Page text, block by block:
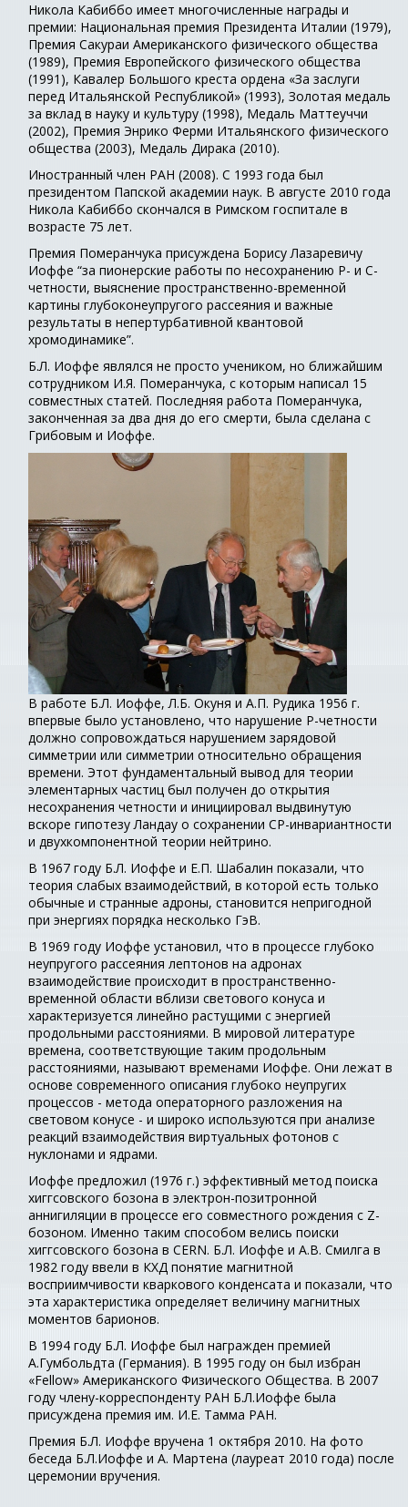
Никола Кабиббо имеет многочисленные награды и
премии: Национальная премия Президента Италии (1979),
Премия Сакураи Американского физического общества
(1989), Премия Европейского физического общества
(1991), Кавалер Большого креста ордена «За заслуги
перед Итальянской Республикой» (1993), Золотая медаль
за вклад в науку и культуру (1998), Медаль Маттеуччи
(2002), Премия Энрико Ферми Итальянского физического
общества (2003), Медаль Дирака (2010).
Иностранный член РАН (2008). С 1993 года был
президентом Папской академии наук. В августе 2010 года
Никола Кабиббо скончался в Римском госпитале в
возрасте 75 лет.
Премия Померанчука присуждена Борису Лазаревичу
Иоффе “за пионерские работы по несохранению Р- и С-
четности, выяснение пространственно-временной
картины глубоконеупругого рассеяния и важные
результаты в непертурбативной квантовой
хромодинамике”.
Б.Л. Иоффе являлся не просто учеником, но ближайшим
сотрудником И.Я. Померанчука, с которым написал 15
совместных статей. Последняя работа Померанчука,
законченная за два дня до его смерти, была сделана с
Грибовым и Иоффе.
В работе Б.Л. Иоффе, Л.Б. Окуня и А.П. Рудика 1956 г.
впервые было установлено, что нарушение P-четности
должно сопровождаться нарушением зарядовой
симметрии или симметрии относительно обращения
времени. Этот фундаментальный вывод для теории
элементарных частиц был получен до открытия
несохранения четности и инициировал выдвинутую
вскоре гипотезу Ландау о сохранении СР-инвариантности
и двухкомпонентной теории нейтрино.
В 1967 году Б.Л. Иоффе и Е.П. Шабалин показали, что
теория слабых взаимодействий, в которой есть только
обычные и странные адроны, становится непригодной
при энергиях порядка несколько ГэВ.
В 1969 году Иоффе установил, что в процессе глубоко
неупругого рассеяния лептонов на адронах
взаимодействие происходит в пространственно-
временной области вблизи светового конуса и
характеризуется линейно растущими с энергией
продольными расстояниями. В мировой литературе
времена, соответствующие таким продольным
расстояниями, называют временами Иоффе. Они лежат в
основе современного описания глубоко неупругих
процессов - метода операторного разложения на
световом конусе - и широко используются при анализе
реакций взаимодействия виртуальных фотонов с
нуклонами и ядрами.
Иоффе предложил (1976 г.) эффективный метод поиска
хиггсовского бозона в электрон-позитронной
аннигиляции в процессе его совместного рождения с Z-
бозоном. Именно таким способом велись поиски
хиггсовского бозона в CERN. Б.Л. Иоффе и А.В. Смилга в
1982 году ввели в КХД понятие магнитной
восприимчивости кваркового конденсата и показали, что
эта характеристика определяет величину магнитных
моментов барионов.
В 1994 году Б.Л. Иоффе был награжден премией
А.Гумбольдта (Германия). В 1995 году он был избран
«Fellow» Американского Физического Общества. В 2007
году члену-корреспонденту РАН Б.Л.Иоффе была
присуждена премия им. И.Е. Тамма РАН.
Премия Б.Л. Иоффе вручена 1 октября 2010. На фото
беседа Б.Л.Иоффе и А. Мартена (лауреат 2010 года) после
церемонии вручения.